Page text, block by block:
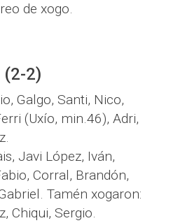
de xogo.
(2-2)
Galgo, Santi, Nico,
(Uxío, min.46), Adri,
Javi López, Iván,
Corral, Brandón,
Tamén xogaron:
Chiqui, Sergio.